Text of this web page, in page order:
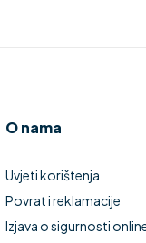
O nama
Uvjeti korištenja
Povrat i reklamacije
Izjava o sigurnosti